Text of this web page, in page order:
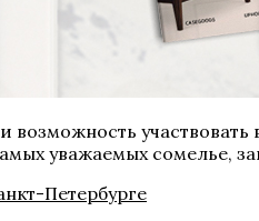
участвовать
уважаемых сомелье,